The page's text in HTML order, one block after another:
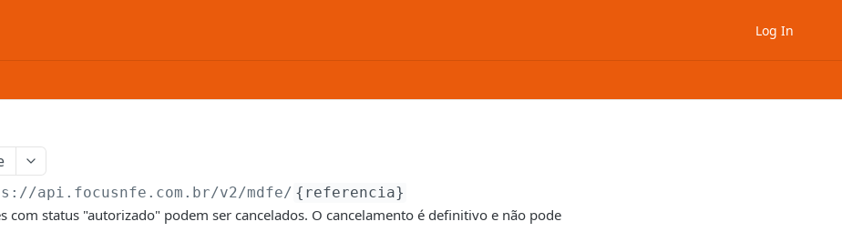
Log In
api.focusnfe.com.br/v2/mdfe/ {referencia}
com status "autorizado" podem ser cancelados. O cancelamento é definitivo e não pode